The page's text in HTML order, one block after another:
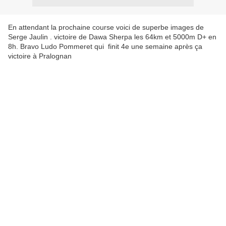
En attendant la prochaine course voici de superbe images de
Serge Jaulin . victoire de Dawa Sherpa les 64km et 5000m D+ en
8h. Bravo Ludo Pommeret qui finit 4e une semaine après ça
victoire à Pralognan